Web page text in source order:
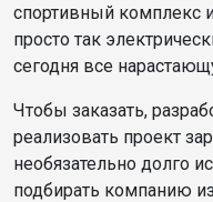
спортивный комплекс
просто так
сегодня все
Чтобы заказать,
реализовать проект
необязательно долго
подбирать компанию